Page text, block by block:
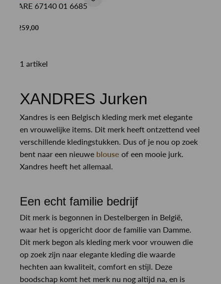
KARE 67140 01 6685
€ 259,00
1 artikel
XANDRES Jurken
Xandres is een Belgisch kleding merk met elegante
en vrouwelijke items. Dit merk heeft ontzettend veel
verschillende kledingstukken. Dus of je nou op zoek
bent naar een nieuwe blouse of een mooie jurk.
Xandres heeft het allemaal.
Een echt familie bedrijf
Dit merk is begonnen in Destelbergen in België,
waar het is opgericht door de familie van Damme.
Dit merk begon als kleding merk voor vrouwen die
op zoek zijn naar elegante kleding die waarde
hechten aan kwaliteit, comfort en stijl. Deze
boodschap komt het merk nu nog altijd na, en is